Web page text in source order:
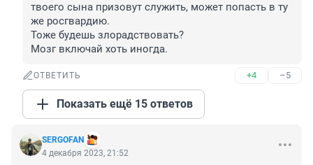
твоего сына призовут служить, может попасть в ту
же росгвардию.
Тоже будешь злорадствовать?
Мозг включай хоть иногда.
ОТВЕТИТЬ +4 –5
Показать ещё 15 ответов
SERGOFAN
4 декабря 2023, 21:52